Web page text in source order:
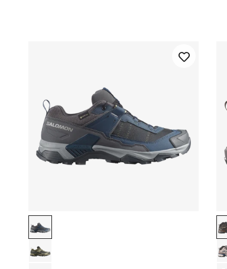
Asphalt / Castlerock / Brunnera Blue
Martini Olive / Gray Green / Blue Nights